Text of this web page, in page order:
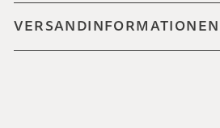
VERSANDINFORMATIONEN